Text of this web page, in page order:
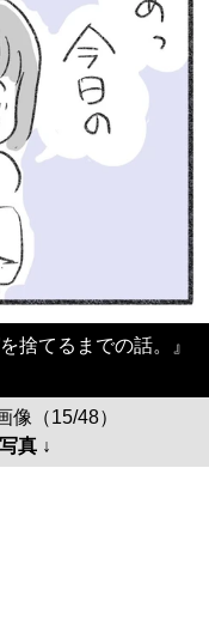
捨てるまでの話。』
像（15/48）
真 ↓